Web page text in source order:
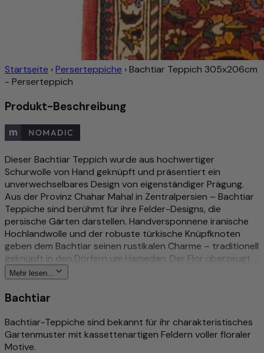
Startseite ›Perserteppiche ›Bachtiar Teppich 305x206cm
- Perserteppich
Produkt-Beschreibung
Dieser Bachtiar Teppich wurde aus hochwertiger
Schurwolle von Hand geknüpft und präsentiert ein
unverwechselbares Design von eigenständiger Prägung.
Aus der Provinz Chahar Mahal in Zentralpersien – Bachtiar
Teppiche sind berühmt für ihre Felder-Designs, die
persische Gärten darstellen. Handversponnene iranische
Hochlandwolle und der robuste türkische Knüpfknoten
geben dem Bachtiar seinen rustikalen Charme – traditionell
geknüpft in den Dörfern um Hamedan. Der Flor überzeugt
durch gleichmäßige Verarbeitung und angenehmen Griff.
Handgesponnene Schurwolle sorgt für einen Flor mit
natürlichem Glanz und spürbarer Materialqualität. Wer
Unterschied zu maschineller Ware sofort.
Schmutzabweisend und strapazierfähig – auch auf
Fußbodenheizungen eine gute Wahl. Teil unserer Nomadic-
Mehr lesen...
Bachtiar
Bachtiar-Teppiche sind bekannt für ihr charakteristisches
Gartenmuster mit kassettenartigen Feldern voller floraler
Motive.